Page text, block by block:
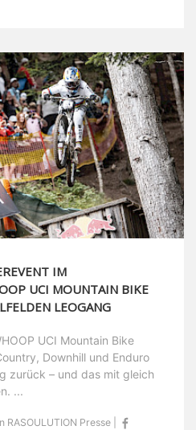
IM
UCI MOUNTAIN BIKE
LEOGANG
UCI Mountain Bike
Downhill und Enduro
zurück – und das mit gleich
...
Presse |